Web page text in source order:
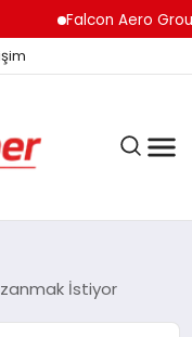
Falcon Aero
İstiyor